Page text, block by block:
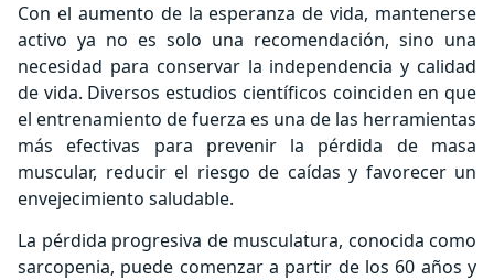
Con el aumento de la esperanza de vida, mantenerse
activo ya no es solo una recomendación, sino una
necesidad para conservar la independencia y calidad
de vida. Diversos estudios científicos coinciden en que
el entrenamiento de fuerza es una de las herramientas
más efectivas para prevenir la pérdida de masa
muscular, reducir el riesgo de caídas y favorecer un
envejecimiento saludable.
La pérdida progresiva de musculatura, conocida como
sarcopenia, puede comenzar a partir de los 60 años y